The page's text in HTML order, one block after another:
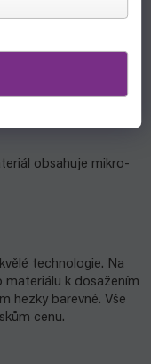
obsahuje mikro-
technologie. Na
materiálu k dosažením
hezky barevné. Vše
cenu.